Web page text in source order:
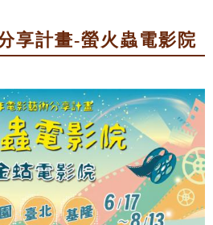
享計畫-螢火蟲電影院